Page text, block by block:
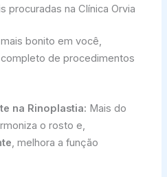
procuradas na Clínica Orvia
bonito em você,
de procedimentos
na Rinoplastia: Mais do
o rosto e,
, melhora a função